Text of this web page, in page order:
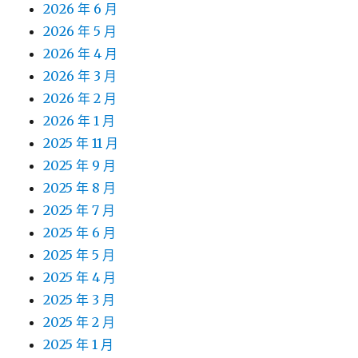
2026 年 6 月
2026 年 5 月
2026 年 4 月
2026 年 3 月
2026 年 2 月
2026 年 1 月
2025 年 11 月
2025 年 9 月
2025 年 8 月
2025 年 7 月
2025 年 6 月
2025 年 5 月
2025 年 4 月
2025 年 3 月
2025 年 2 月
2025 年 1 月